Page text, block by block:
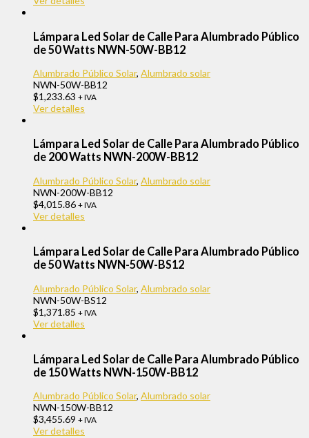
Lámpara Led Solar de Calle Para Alumbrado Público
de 50 Watts NWN-50W-BB12
Alumbrado Público Solar, Alumbrado solar
NWN-50W-BB12
$1,233.63 + IVA
Ver detalles
Lámpara Led Solar de Calle Para Alumbrado Público
de 200 Watts NWN-200W-BB12
Alumbrado Público Solar, Alumbrado solar
NWN-200W-BB12
$4,015.86 + IVA
Ver detalles
Lámpara Led Solar de Calle Para Alumbrado Público
de 50 Watts NWN-50W-BS12
Alumbrado Público Solar, Alumbrado solar
NWN-50W-BS12
$1,371.85 + IVA
Ver detalles
Lámpara Led Solar de Calle Para Alumbrado Público
de 150 Watts NWN-150W-BB12
Alumbrado Público Solar, Alumbrado solar
NWN-150W-BB12
$3,455.69 + IVA
Ver detalles